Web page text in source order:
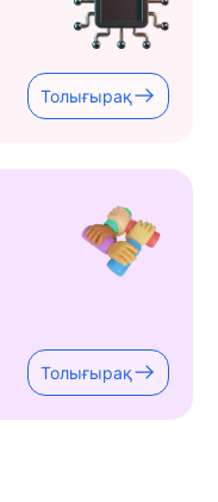
Толығырақ
Толығырақ